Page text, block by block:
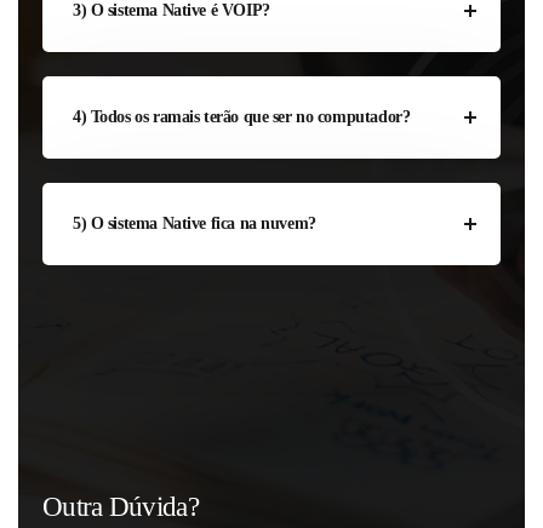
3) O sistema Native é VOIP?
4) Todos os ramais terão que ser no computador?
5) O sistema Native fica na nuvem?
Outra Dúvida?